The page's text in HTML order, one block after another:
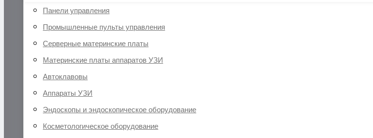
Панели управления
Промышленные пульты управления
Серверные материнские платы
Материнские платы аппаратов УЗИ
Автоклавовы
Аппараты УЗИ
Эндоскопы и эндоскопическое оборудование
Косметологическое оборудование